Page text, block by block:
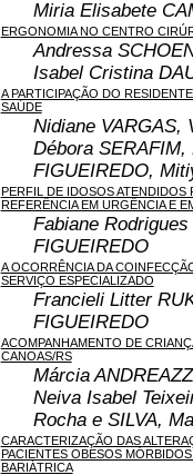
Miria Elisabete
ERGONOMIA NO CENTRO
Andressa
Isabel Cristina
A PARTICIPAÇÃO DO
SAÚDE
Nidiane VARGAS,
Débora
FIGUEIREDO,
PERFIL DE IDOSOS ATENDIDOS
REFERÊNCIA EM URGÊNCIA E
Fabiane
FIGUEIREDO
A OCORRÊNCIA DA
SERVIÇO ESPECIALIZADO
Francieli Litter
FIGUEIREDO
ACOMPANHAMENTO DE
CANOAS/RS
Márcia
Neiva Isabel
Rocha e SILVA,
CARACTERIZAÇÃO DAS
PACIENTES OBESOS
BARIÁTRICA